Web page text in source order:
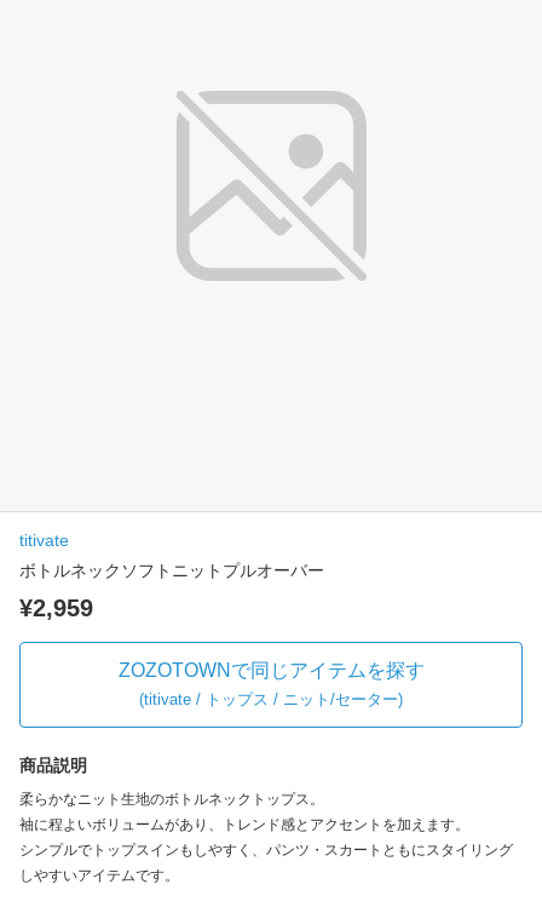
titivate
ボトルネックソフトニットプルオーバー
¥2,959
ZOZOTOWNで同じアイテムを探す
(titivate / トップス / ニット/セーター)
商品説明
柔らかなニット生地のボトルネックトップス。
袖に程よいボリュームがあり、トレンド感とアクセントを加えます。
シンプルでトップスインもしやすく、パンツ・スカートともにスタイリング
しやすいアイテムです。